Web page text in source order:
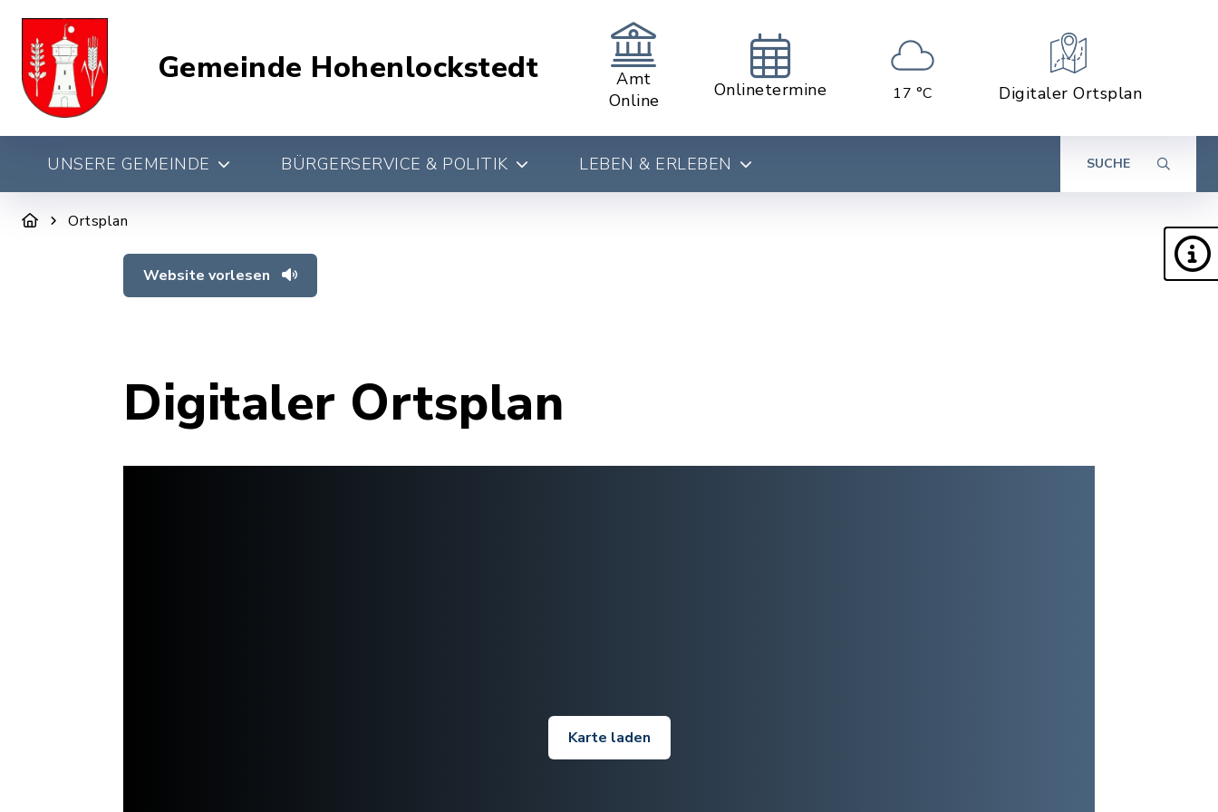
Gemeinde Hohenlockstedt
Amt
Online
Onlinetermine 17 °C Digitaler Ortsplan
UNSERE GEMEINDE BÜRGERSERVICE & POLITIK LEBEN & ERLEBEN SUCHE
Ortsplan
Website vorlesen
Digitaler Ortsplan
Karte laden